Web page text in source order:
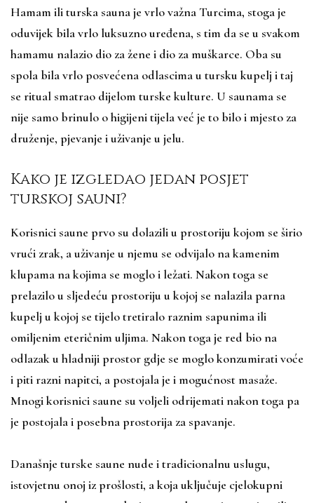
Hamam ili turska sauna je vrlo važna Turcima, stoga je
oduvijek bila vrlo luksuzno uređena, s tim da se u svakom
hamamu nalazio dio za žene i dio za muškarce. Oba su
spola bila vrlo posvećena odlascima u tursku kupelj i taj
se ritual smatrao dijelom turske kulture. U saunama se
nije samo brinulo o higijeni tijela već je to bilo i mjesto za
druženje, pjevanje i uživanje u jelu.
Kako je izgledao jedan posjet
turskoj sauni?
Korisnici saune prvo su dolazili u prostoriju kojom se širio
vrući zrak, a uživanje u njemu se odvijalo na kamenim
klupama na kojima se moglo i ležati. Nakon toga se
prelazilo u sljedeću prostoriju u kojoj se nalazila parna
kupelj u kojoj se tijelo tretiralo raznim sapunima ili
omiljenim eteričnim uljima. Nakon toga je red bio na
odlazak u hladniji prostor gdje se moglo konzumirati voće
i piti razni napitci, a postojala je i mogućnost masaže.
Mnogi korisnici saune su voljeli odrijemati nakon toga pa
je postojala i posebna prostorija za spavanje.
Današnje turske saune nude i tradicionalnu uslugu,
istovjetnu onoj iz prošlosti, a koja uključuje cjelokupni